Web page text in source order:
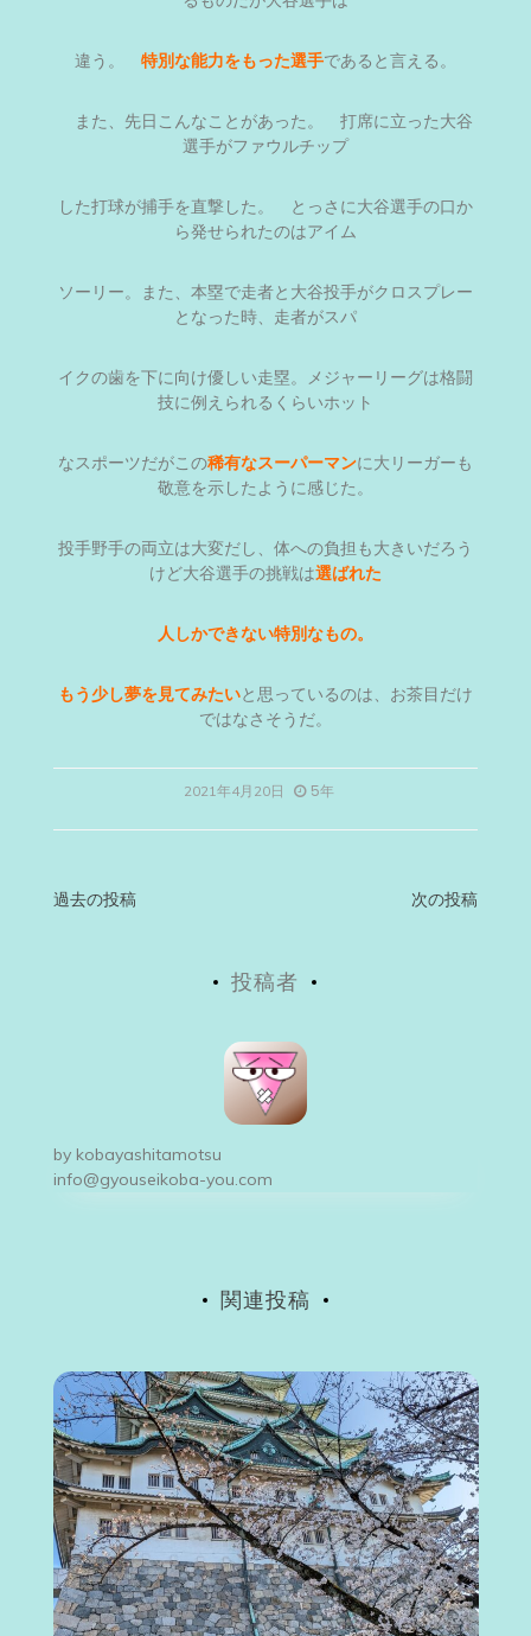
違う。 特別な能力をもった選手であると言える。
また、先日こんなことがあった。 打席に立った大谷
選手がファウルチップ
した打球が捕手を直撃した。 とっさに大谷選手の口か
ら発せられたのはアイム
ソーリー。また、本塁で走者と大谷投手がクロスプレー
となった時、走者がスパ
イクの歯を下に向け優しい走塁。メジャーリーグは格闘
技に例えられるくらいホット
なスポーツだがこの稀有なスーパーマンに大リーガーも
敬意を示したように感じた。
投手野手の両立は大変だし、体への負担も大きいだろう
けど大谷選手の挑戦は選ばれた
人しかできない特別なもの。
もう少し夢を見てみたいと思っているのは、お茶目だけ
ではなさそうだ。
2021年4月20日 5年
投
ー
シ
過去の投稿 次の投稿
投稿者
by kobayashitamotsu
info@gyouseikoba-you.com
関連投稿